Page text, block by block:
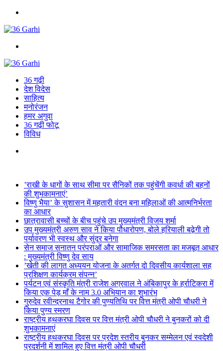
36 गढ़ी
देश विदेस
साहित्य
मनोरंजन
हमर अगुवा
36 गढ़ी फोटू
विविध
’राखी के धागों के साथ सीमा पर सैनिकों तक पहुंचेंगी कवर्धा की बहनों
की शुभकामनाएं’
विष्णु भैया’ के सुशासन में महतारी वंदन बना महिलाओं की आत्मनिर्भरता
का आधार
छात्रावासी बच्चों के बीच पहुंचे उप मुख्यमंत्री विजय शर्मा
उप मुख्यमंत्री अरुण साव ने किया पौधारोपण, बोले हरियाली बढ़ेगी तो
पर्यावरण भी स्वस्थ और सुंदर बनेगा
सेन समाज सनातन परंपराओं और सामाजिक समरसता का मजबूत आधार
: मुख्यमंत्री विष्णु देव साय
’खेती की लागत अध्ययन योजना के अतर्गत दो दिवसीय कार्यशाला सह
प्रशिक्षण कार्यक्रम संपन्न’
पर्यटन एवं संस्कृति मंत्री राजेश अग्रवाल ने अंबिकापुर के हर्राटिकरा में
किया एक पेड़ माँ के नाम 3.0 अभियान का शुभारंभ
गुरुदेव रवीन्द्रनाथ टैगोर की पुण्यतिथि पर वित्त मंत्री ओपी चौधरी ने
किया पुण्य स्मरण
राष्ट्रीय हथकरघा दिवस पर वित्त मंत्री ओपी चौधरी ने बुनकरों को दी
शुभकामनाएं
राष्ट्रीय हथकरघा दिवस पर प्रदेश स्तरीय बुनकर सम्मेलन एवं स्वदेशी
प्रदर्शनी में शामिल हुए वित्त मंत्री ओपी चौधरी